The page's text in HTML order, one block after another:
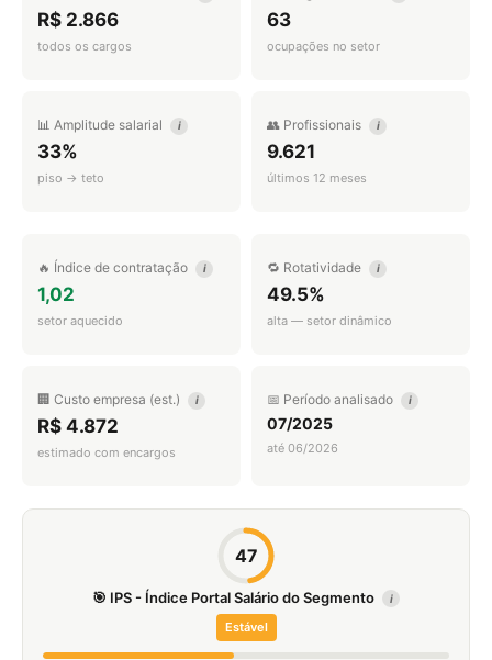
R$ 2.866
todos os cargos
63
ocupações no setor
📊 Amplitude salarial i
33%
piso → teto
👥 Profissionais i
9.621
últimos 12 meses
🔥 Índice de contratação i
1,02
setor aquecido
🔁 Rotatividade i
49.5%
alta — setor dinâmico
🏢 Custo empresa (est.) i
R$ 4.872
estimado com encargos
📅 Período analisado i
07/2025
até 06/2026
47
🎯 IPS - Índice Portal Salário do Segmento i
Estável